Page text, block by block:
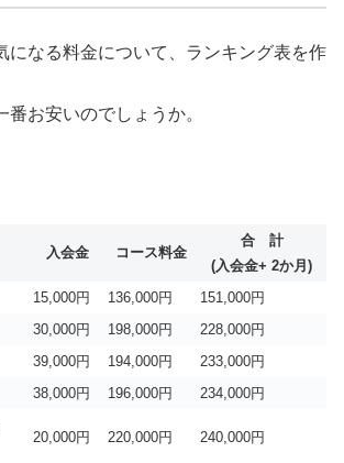
になる料金について、ランキング表を作
お安いのでしょうか。
入会金 コース料金
合 計
(入会金+ 2か月)
15,000円 136,000円
151,000円
30,000円 198,000円
228,000円
39,000円 194,000円
233,000円
38,000円 196,000円
234,000円
20,000円 220,000円 240,000円